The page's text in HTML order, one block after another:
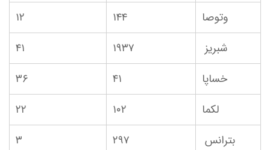
وتوصا
۱۴۴
۱۲
شبریز
۱۹۳۷
۴۱
خساپا
۴۱
۳۶
لکما
۱۰۲
۲۲
بترانس
۲۹۷ ۳